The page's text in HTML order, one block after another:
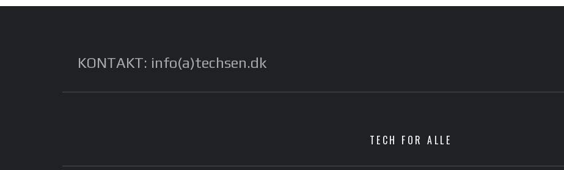
KONTAKT: info(a)techsen.dk
TECH FOR ALLE